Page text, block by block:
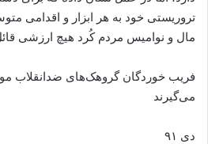
تروریستی خود به هر ابزار و اقدامی
مال و نوامیس مردم کُرد هیچ ارزشی
فریب خوردگان گرو‌هک‌های ضدانقلاب
می‌گیرند
دی ۹۱